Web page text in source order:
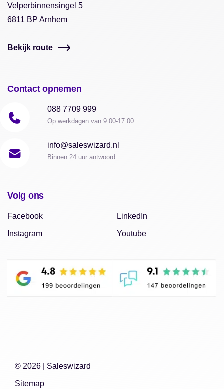
Velperbinnensingel 5
6811 BP Arnhem
Bekijk route
Contact opnemen
088 7709 999
Op werkdagen van 9:00-17:00
info@saleswizard.nl
Binnen 24 uur antwoord
Volg ons
Facebook
Instagram
LinkedIn
Youtube
© 2026 | Saleswizard
Sitemap